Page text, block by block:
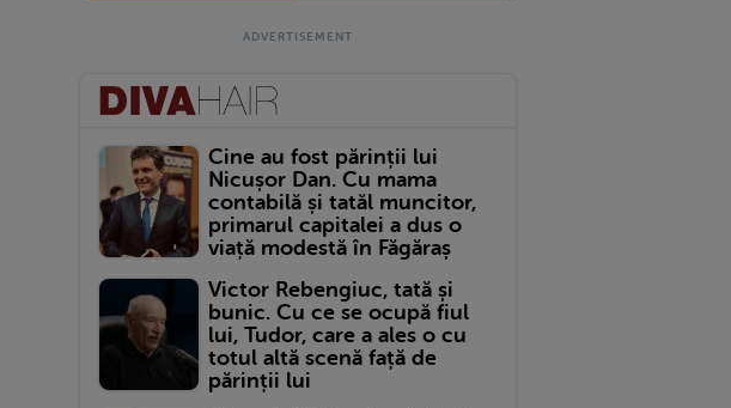
Cine au fost părinții lui
Nicușor Dan. Cu mama
contabilă și tatăl muncitor,
primarul capitalei a dus o
viață modestă în Făgăraș
Victor Rebengiuc, tată și
bunic. Cu ce se ocupă fiul
lui, Tudor, care a ales o cu
totul altă scenă față de
părinții lui